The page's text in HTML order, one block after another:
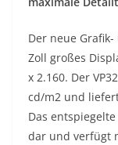
Der neue
Zoll großes
x 2.160. Der
cd/m2 und
Das
dar und verfügt